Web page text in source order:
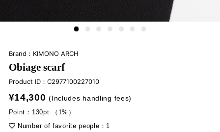
Brand：KIMONO ARCH
Obiage scarf
Product ID： C2977100227010
¥14,300(Includes handling fees)
Point：130pt （1%）
Number of favorite people：1